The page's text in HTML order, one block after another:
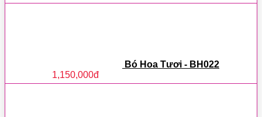
Bó Hoa Tươi - BH022
1,150,000đ